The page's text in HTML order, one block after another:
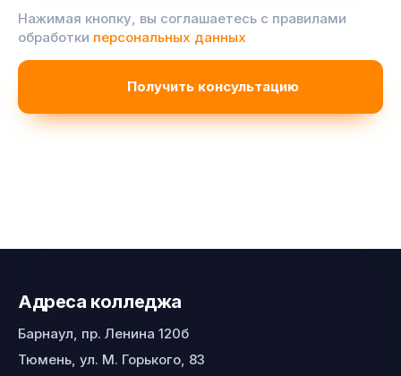
Адреса колледжа
Барнаул, пр. Ленина 120б
Тюмень, ул. М. Горького, 83
Нажимая кнопку, вы соглашаетесь с правилами
обработки персональных данных